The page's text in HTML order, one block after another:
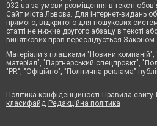
032.ua за умови розміщення в тексті
Сайт міста Львова. Для інтернет-видань
прямого, відкритого для пошукових
статті не нижче другого абзацу в тексті
виняткових прав переслідується Законом.
Матеріали з плашками "Новини
матеріал", "Партнерський спецпроєкт",
"PR", "Офіційно", "Політична реклама"
Політика конфіденційності Правила сайту
класифайд Редакційна політика